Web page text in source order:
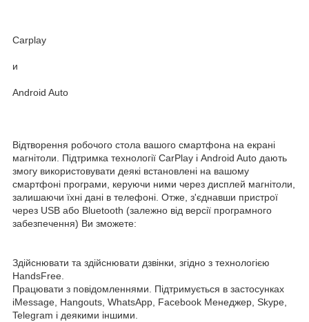
Carplay
и
Android Auto
Відтворення робочого стола вашого смартфона на екрані
магнітоли. Підтримка технології CarPlay і Android Auto дають
змогу використовувати деякі встановлені на вашому
смартфоні програми, керуючи ними через дисплей магнітоли,
залишаючи їхні дані в телефоні. Отже, з'єднавши пристрої
через USB або Bluetooth (залежно від версії програмного
забезпечення) Ви зможете:
Здійснювати та здійснювати дзвінки, згідно з технологією
HandsFree.
Працювати з повідомленнями. Підтримується в застосунках
iMessage, Hangouts, WhatsApp, Facebook Менеджер, Skype,
Telegram і деякими іншими.